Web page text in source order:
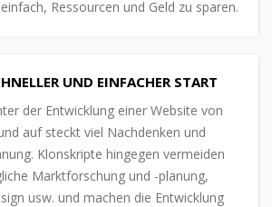
Ressourcen und Geld zu sparen.
UND EINFACHER START
der Entwicklung einer Website von
auf steckt viel Nachdenken und
Klonskripte hingegen vermeiden
Marktforschung und -planung,
usw. und machen die Entwicklung